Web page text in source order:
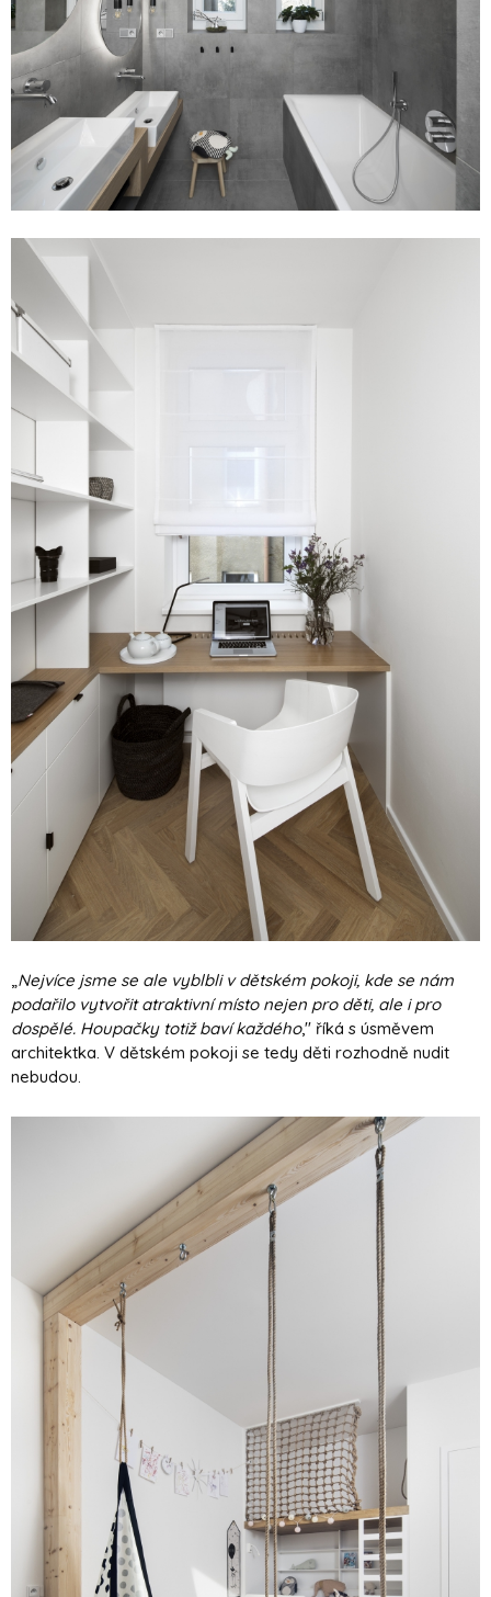
„Nejvíce jsme se ale vyblbli v dětském pokoji, kde se nám
podařilo vytvořit atraktivní místo nejen pro děti, ale i pro
dospělé. Houpačky totiž baví každého," říká s úsměvem
architektka. V dětském pokoji se tedy děti rozhodně nudit
nebudou.